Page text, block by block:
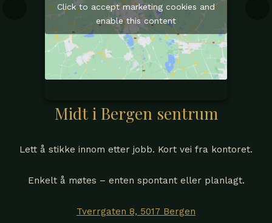
Click to accept marketing cookies and
enable this content
Midt i Bergen sentrum
Lett å stikke innom etter jobb. Kort vei fra kontoret.
Enkelt å møtes – enten spontant eller planlagt.
Tverrgaten 8, 5017 Bergen